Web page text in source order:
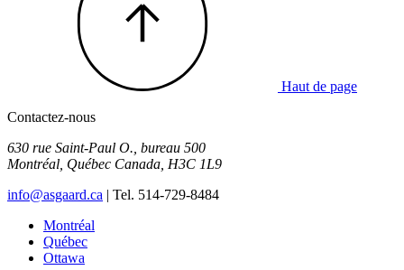
Haut de page
Contactez-nous
630 rue Saint-Paul O., bureau 500
Montréal Québec Canada H3C 1L9
info@asgaard.ca | Tel. 514-729-8484
Montréal
Québec
Ottawa